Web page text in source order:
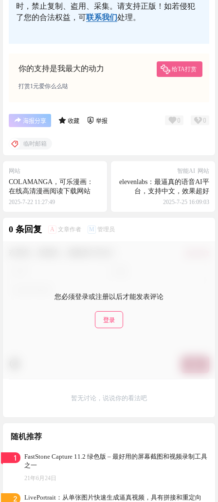
时，禁止复制、盗用、采集。请支持正版！如若侵犯
了您的合法权益，可联系我们处理。
你的支持是我最大的动力 给TA打赏
打赏1元爱你么么哒
海报分享 收藏 举报 0 0
临时邮箱
网站
COLAMANGA，可乐漫画：
在线高清漫画阅读下载网站
2025-7-22 11:27:49
智能AI 网站
elevenlabs：最逼真的语音AI平
台，支持中文，效果超好
2025-7-25 16:09:03
0 条回复 A 文章作者 M 管理员
您必须登录或注册以后才能发表评论
登录
暂无讨论，说说你的看法吧
随机推荐
1
FastStone Capture 11.2 绿色版 – 最好用的屏幕截图和视频录制工具
之一
21年6月24日
2 LivePortrait：从单张图片快速生成逼真视频，具有拼接和重定向